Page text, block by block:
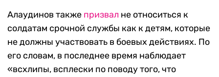
Алаудинов также призвал не относиться к
солдатам срочной службы как к детям, которые
не должны участвовать в боевых действиях. По
его словам, в последнее время наблюдает
«всхлипы, всплески по поводу того, что